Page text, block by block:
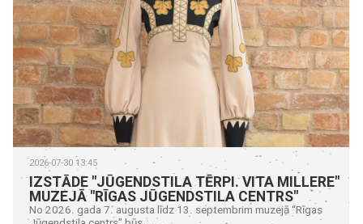
2026-07-30 13:45
IZSTĀDE "JŪGENDSTILA TĒRPI. VITA MILLERE"
MUZEJĀ "RĪGAS JŪGENDSTILA CENTRS"
No 2026. gada 7. augusta līdz 13. septembrim muzejā “Rīgas